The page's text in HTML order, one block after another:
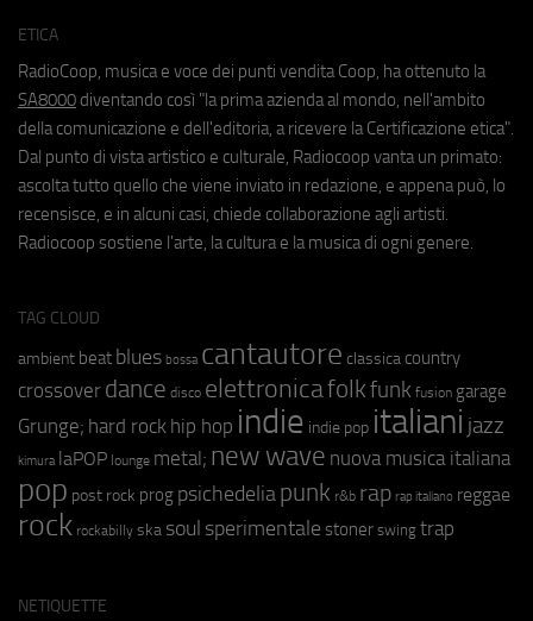
ETICA
RadioCoop, musica e voce dei punti vendita Coop, ha ottenuto la
SA8000 diventando così "la prima azienda al mondo, nell'ambito
della comunicazione e dell'editoria, a ricevere la Certificazione etica".
Dal punto di vista artistico e culturale, Radiocoop vanta un primato:
ascolta tutto quello che viene inviato in redazione, e appena può, lo
recensisce, e in alcuni casi, chiede collaborazione agli artisti.
Radiocoop sostiene l'arte, la cultura e la musica di ogni genere.
TAG CLOUD
ambient beat blues bossa cantautore classica country
crossover dance disco elettronicafolkfunk fusion garage
Grunge; hard rock hip hop indie indie pop italiani jazz
kimura laPOP lounge metal; new wave nuova musica italiana
pop post rock prog psichedeliapunk r&b rap rap italiano reggae
rock rockabilly ska soul sperimentale stoner swing trap
NETIQUETTE